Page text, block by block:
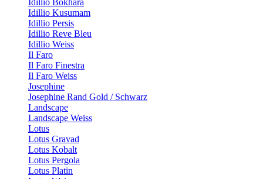
Idillio Bokhara
Idillio Kusumam
Idillio Persis
Idillio Reve Bleu
Idillio Weiss
Il Faro
Il Faro Finestra
Il Faro Weiss
Josephine
Josephine Rand Gold / Schwarz
Landscape
Landscape Weiss
Lotus
Lotus Gravad
Lotus Kobalt
Lotus Pergola
Lotus Platin